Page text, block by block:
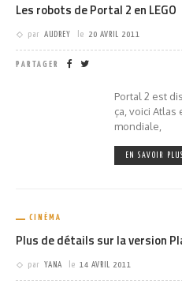
Les robots de Portal 2 en LEGO
par AUDREY le 20 AVRIL 2011
PARTAGER
Portal 2 est
ça, voici Atlas
mondiale,
EN SAVOIR PLUS
CINÉMA
Plus de détails sur la version
par YANA le 14 AVRIL 2011